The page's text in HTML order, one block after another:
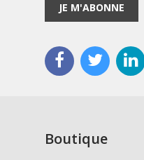
JE M'ABONNE
Boutique